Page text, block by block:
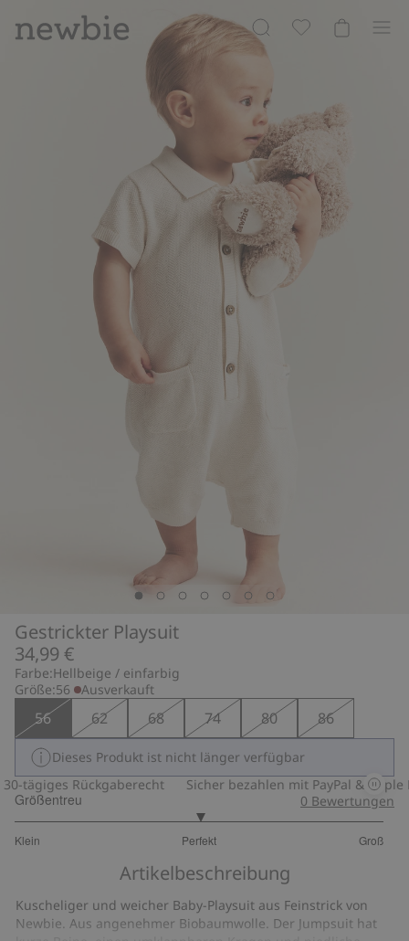
Gestrickter Playsuit
34,99 €
Farbe:Hellbeige / einfarbig
Größe:56 Ausverkauft
56 62 68 74 80 86
Dieses Produkt ist nicht länger verfügbar
tägiges Rückgaberecht
Sicher bezahlen mit PayPal & Apple
Größentreu
Klein Perfekt Groß
von
10
Bewertungen
0 Bewertungen
Artikelbeschreibung
Kuscheliger und weicher Baby-Playsuit aus Feinstrick von
Newbie. Aus angenehmer Biobaumwolle. Der Jumpsuit hat